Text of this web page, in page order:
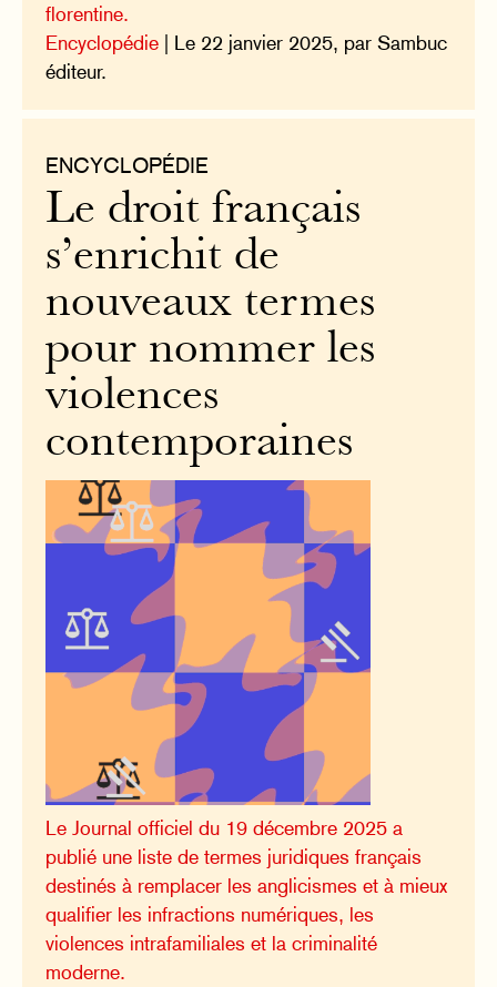
florentine.
Encyclopédie | Le 22 janvier 2025, par Sambuc
éditeur.
ENCYCLOPÉDIE
Le droit français
s’enrichit de
nouveaux termes
pour nommer les
violences
contemporaines
Le Journal officiel du 19 décembre 2025 a
publié une liste de termes juridiques français
destinés à remplacer les anglicismes et à mieux
qualifier les infractions numériques, les
violences intrafamiliales et la criminalité
moderne.